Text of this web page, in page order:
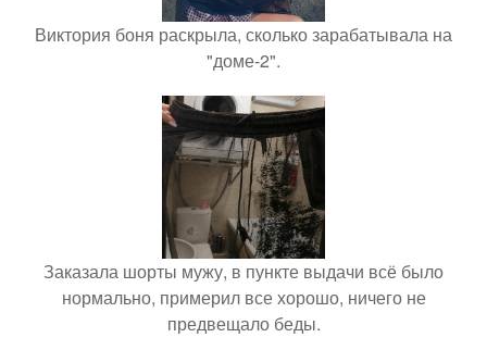
Виктория боня раскрыла, сколько зарабатывала на
"доме-2".
Заказала шорты мужу, в пункте выдачи всё было
нормально, примерил все хорошо, ничего не
предвещало беды.